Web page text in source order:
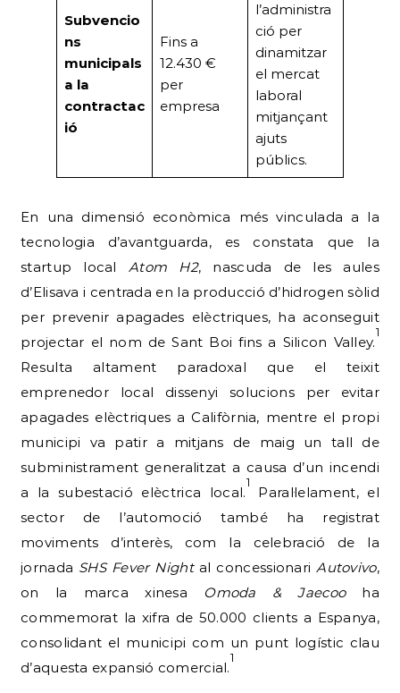
Subvencio
ns
municipals
a la
contractac
ió
Fins a
12.430 €
per
empresa
l’administra
ció per
dinamitzar
el mercat
laboral
mitjançant
ajuts
públics.
En una dimensió econòmica més vinculada a la
tecnologia d’avantguarda, es constata que la
startup local Atom H2, nascuda de les aules
d’Elisava i centrada en la producció d’hidrogen sòlid
per prevenir apagades elèctriques, ha aconseguit
projectar el nom de Sant Boi fins a Silicon Valley.
1
Resulta altament paradoxal que el teixit
emprenedor local dissenyi solucions per evitar
apagades elèctriques a Califòrnia, mentre el propi
municipi va patir a mitjans de maig un tall de
subministrament generalitzat a causa d’un incendi
a la subestació elèctrica local.
1
Paral·lelament, el
sector de l’automoció també ha registrat
moviments d’interès, com la celebració de la
jornada SHS Fever Nightal concessionariAutovivo,
on la marca xinesa Omoda & Jaecooha
commemorat la xifra de 50.000 clients a Espanya,
consolidant el municipi com un punt logístic clau
d’aquesta expansió comercial.
1